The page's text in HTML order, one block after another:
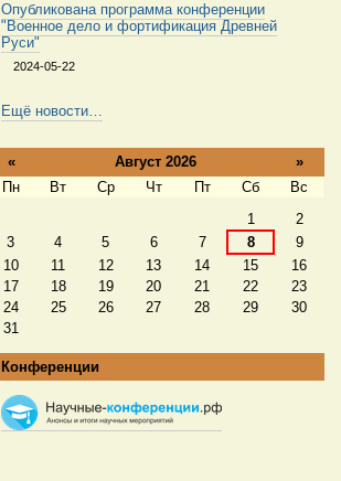
Опубликована программа конференции
"Военное дело и фортификация Древней
Руси"
2024-05-22
Ещё новости…
« Август 2026 »
Пн Вт Ср Чт Пт Сб
Вс
1
2
3
4 5 6 7 8
9
10
11 12 13 14 15
16
17
18 19 20 21 22
23
24
25 26 27 28 29
30
31
Конференции